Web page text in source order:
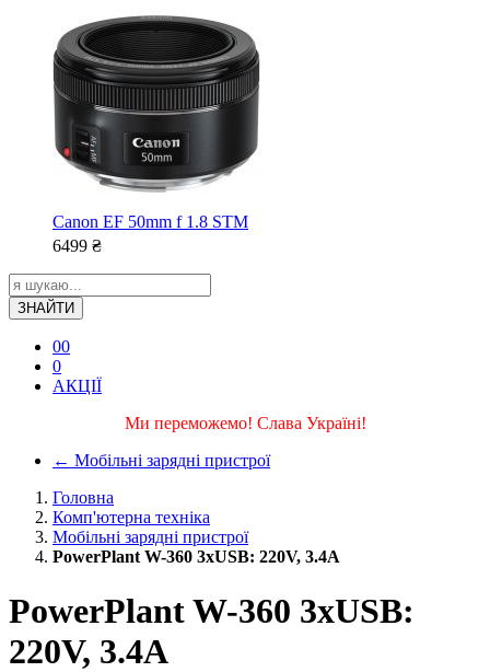
Canon EF 50mm f 1.8 STM
6499 ₴
ЗНАЙТИ
00
0
АКЦІЇ
Ми переможемо! Слава Україні!
← Мобільні зарядні пристрої
Головна
Комп'ютерна техніка
Мобільні зарядні пристрої
PowerPlant W-360 3xUSB: 220V, 3.4A
PowerPlant W-360 3xUSB:
220V, 3.4A